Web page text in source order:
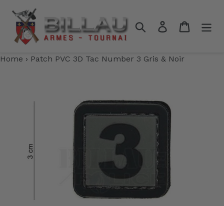
contenu
RechercherSe connecter
Panier
Home › Patch PVC 3D Tac Number 3 Gris & Noir